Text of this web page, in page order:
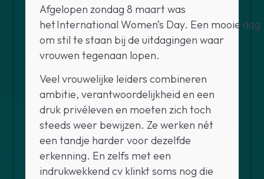
Afgelopen zondag 8 maart was
het International Women’s Day. Een mooie dag
om stil te staan bij de uitdagingen waar
vrouwen tegenaan lopen.
Veel vrouwelijke leiders combineren
ambitie, verantwoordelijkheid en een
druk privéleven en moeten zich toch
steeds weer bewijzen. Ze werken nét
een tandje harder voor dezelfde
erkenning. En zelfs met een
indrukwekkend cv klinkt soms nog die